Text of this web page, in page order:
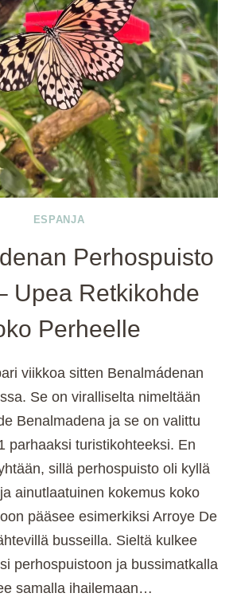
ESPANJA
Perhospuisto
Upea Retkikohde
Perheelle
viikkoa sitten Benalmádenan
Se on viralliselta nimeltään
Benalmadena ja se on valittu
parhaaksi turistikohteeksi. En
sillä perhospuisto oli kyllä
ainutlaatuinen kokemus koko
pääsee esimerkiksi Arroye De
busseilla. Sieltä kulkee
perhospuistoon ja bussimatkalla
samalla ihailemaan…